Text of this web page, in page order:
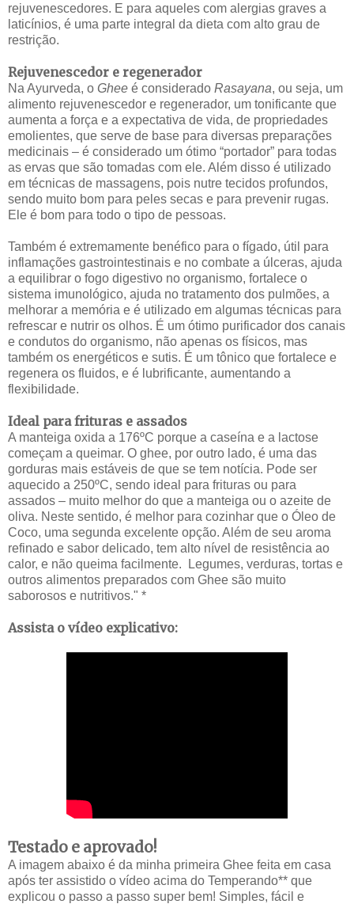
rejuvenescedores. E para aqueles com alergias graves a
laticínios, é uma parte integral da dieta com alto grau de
restrição.
Rejuvenescedor e regenerador
Na Ayurveda, o Ghee é considerado Rasayana, ou seja, um
alimento rejuvenescedor e regenerador, um tonificante que
aumenta a força e a expectativa de vida, de propriedades
emolientes, que serve de base para diversas preparações
medicinais – é considerado um ótimo “portador” para todas
as ervas que são tomadas com ele. Além disso é utilizado
em técnicas de massagens, pois nutre tecidos profundos,
sendo muito bom para peles secas e para prevenir rugas.
Ele é bom para todo o tipo de pessoas.
Também é extremamente benéfico para o fígado, útil para
inflamações gastrointestinais e no combate a úlceras, ajuda
a equilibrar o fogo digestivo no organismo, fortalece o
sistema imunológico, ajuda no tratamento dos pulmões, a
melhorar a memória e é utilizado em algumas técnicas para
refrescar e nutrir os olhos. É um ótimo purificador dos canais
e condutos do organismo, não apenas os físicos, mas
também os energéticos e sutis. É um tônico que fortalece e
regenera os fluidos, e é lubrificante, aumentando a
flexibilidade.
Ideal para frituras e assados
A manteiga oxida a 176ºC porque a caseína e a lactose
começam a queimar. O ghee, por outro lado, é uma das
gorduras mais estáveis de que se tem notícia. Pode ser
aquecido a 250ºC, sendo ideal para frituras ou para
assados – muito melhor do que a manteiga ou o azeite de
oliva. Neste sentido, é melhor para cozinhar que o Óleo de
Coco, uma segunda excelente opção. Além de seu aroma
refinado e sabor delicado, tem alto nível de resistência ao
calor, e não queima facilmente. Legumes, verduras, tortas e
outros alimentos preparados com Ghee são muito
saborosos e nutritivos." *
Assista o vídeo explicativo:
Testado e aprovado!
A imagem abaixo é da minha primeira Ghee feita em casa
após ter assistido o vídeo acima do Temperando** que
explicou o passo a passo super bem! Simples, fácil e